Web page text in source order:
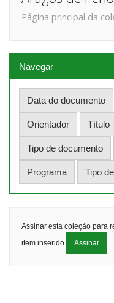
Página principal da
Navegar
Assinar esta coleção para
item inserido